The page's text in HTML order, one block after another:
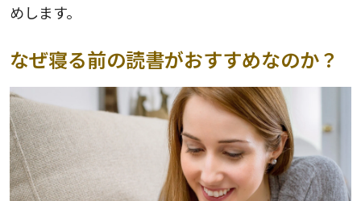
めします。
なぜ寝る前の読書がおすすめなのか？